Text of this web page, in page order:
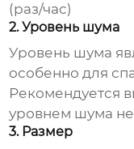
(раз/час)
2. Уровень шума
Уровень шума
особенно для
Рекомендуется
уровнем шума
3. Размер